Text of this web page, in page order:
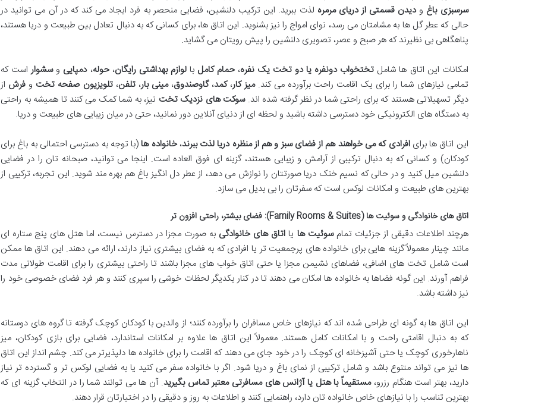
سرسبزی باغ ودیدن قسمتی از دریای مرمره لذت ببرید. این ترکیب دلنشین، فضایی منحصر به فرد ایجاد می کند که در آن می توانید در
حالی که عطر گل ها به مشامتان می رسد، نوای امواج را نیز بشنوید. این اتاق ها، برای کسانی که به دنبال تعادل بین طبیعت و دریا هستند،
پناهگاهی بی نظیرند که هر صبح و عصر، تصویری دلنشین را پیش رویتان می گشاید.
امکانات این اتاق ها شامل تختخواب دونفره یا دو تخت یک نفره،حمام کامل بالوازم بهداشتی رایگان،حوله،دمپایی وسشواراست که
تمامی نیازهای شما را برای یک اقامت راحت برآورده می کند.میز کار،کمد،گاوصندوق،مینی بار،تلفن،تلویزیون صفحه تخت و فرش از
دیگر تسهیلاتی هستند که برای راحتی شما در نظر گرفته شده اند.سوکت های نزدیک تخت نیز، به شما کمک می کنند تا همیشه به راحتی
به دستگاه های الکترونیکی خود دسترسی داشته باشید و لحظه ای از دنیای آنلاین دور نمانید، حتی در میان زیبایی های طبیعت و دریا.
این اتاق ها برایافرادی که می خواهند هم از فضای سبز و هم از منظره دریا لذت ببرند،خانواده ها(با توجه به دسترسی احتمالی به باغ برای
کودکان) و کسانی که به دنبال ترکیبی از آرامش و زیبایی هستند، گزینه ای فوق العاده است. اینجا می توانید، صبحانه تان را در فضایی
دلنشین میل کنید و در حالی که نسیم خنک دریا صورتتان را نوازش می دهد، از عطر دل انگیز باغ هم بهره مند شوید. این تجربه، ترکیبی از
بهترین های طبیعت و امکانات لوکس است که سفرتان را بی بدیل می سازد.
اتاق های خانوادگی و سوئیت ها (Family Rooms & Suites): فضای بیشتر، راحتی افزون تر
هرچند اطلاعات دقیقی از جزئیات تمامسوئیت ها یا اتاق های خانوادگی به صورت مجزا در دسترس نیست، اما هتل های پنج ستاره ای
مانند چینار معمولاً گزینه هایی برای خانواده های پرجمعیت تر یا افرادی که به فضای بیشتری نیاز دارند، ارائه می دهند. این اتاق ها ممکن
است شامل تخت های اضافی، فضاهای نشیمن مجزا یا حتی اتاق خواب های مجزا باشند تا راحتی بیشتری را برای اقامت طولانی مدت
فراهم آورند. این گونه فضاها به خانواده ها امکان می دهند تا در کنار یکدیگر لحظات خوشی را سپری کنند و هر فرد فضای خصوصی خود را
نیز داشته باشد.
این اتاق ها به گونه ای طراحی شده اند که نیازهای خاص مسافران را برآورده کنند؛ از والدین با کودکان کوچک گرفته تا گروه های دوستانه
که به دنبال اقامتی راحت و با امکانات کامل هستند. معمولاً این اتاق ها علاوه بر امکانات استاندارد، فضایی برای بازی کودکان، میز
ناهارخوری کوچک یا حتی آشپزخانه ای کوچک را در خود جای می دهند که اقامت را برای خانواده ها دلپذیرتر می کند. چشم انداز این اتاق
ها نیز می تواند متنوع باشد و شامل ترکیبی از نمای باغ و دریا شود. اگر با خانواده سفر می کنید یا به فضایی لوکس تر و گسترده تر نیاز
دارید، بهتر است هنگام رزرو،مستقیماً با هتل یا آژانس های مسافرتی معتبر تماس بگیرید. آن ها می توانند شما را در انتخاب گزینه ای که
بهترین تناسب را با نیازهای خاص خانواده تان دارد، راهنمایی کنند و اطلاعات به روز و دقیقی را در اختیارتان قرار دهند.